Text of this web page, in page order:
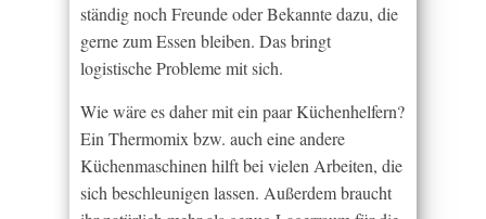
ständig noch Freunde oder Bekannte dazu, die
gerne zum Essen bleiben. Das bringt
logistische Probleme mit sich.
Wie wäre es daher mit ein paar Küchenhelfern?
Ein Thermomix bzw. auch eine andere
Küchenmaschinen hilft bei vielen Arbeiten, die
sich beschleunigen lassen. Außerdem braucht